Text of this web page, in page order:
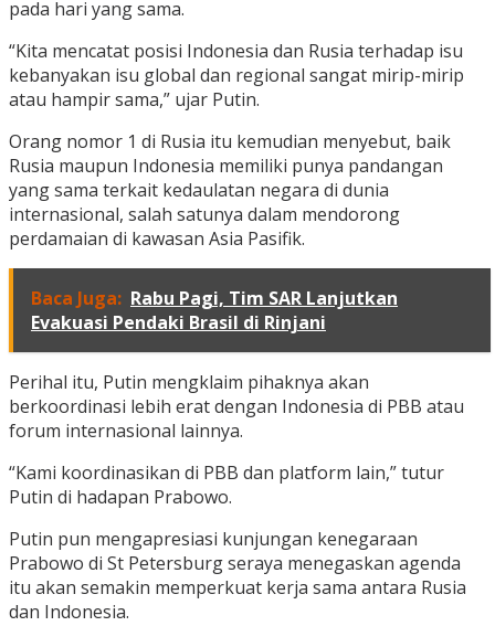
pada hari yang sama.
“Kita mencatat posisi Indonesia dan Rusia terhadap isu
kebanyakan isu global dan regional sangat mirip-mirip
atau hampir sama,” ujar Putin.
Orang nomor 1 di Rusia itu kemudian menyebut, baik
Rusia maupun Indonesia memiliki punya pandangan
yang sama terkait kedaulatan negara di dunia
internasional, salah satunya dalam mendorong
perdamaian di kawasan Asia Pasifik.
Baca Juga: Rabu Pagi, Tim SAR Lanjutkan
Evakuasi Pendaki Brasil di Rinjani
Perihal itu, Putin mengklaim pihaknya akan
berkoordinasi lebih erat dengan Indonesia di PBB atau
forum internasional lainnya.
“Kami koordinasikan di PBB dan platform lain,” tutur
Putin di hadapan Prabowo.
Putin pun mengapresiasi kunjungan kenegaraan
Prabowo di St Petersburg seraya menegaskan agenda
itu akan semakin memperkuat kerja sama antara Rusia
dan Indonesia.